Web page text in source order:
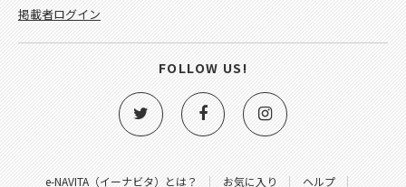
e-NAVITA（イーナビタ）とは？ お気に入り ヘルプ
掲載者ログイン
FOLLOW US!